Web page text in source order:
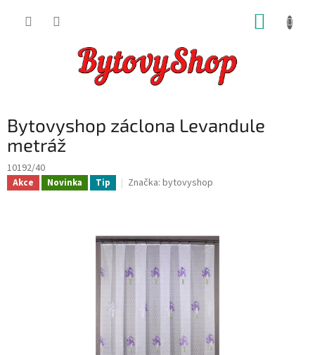
Bytovyshop záclona Levandule
metráž
10192/40
Akce Novinka Tip Značka: bytovyshop